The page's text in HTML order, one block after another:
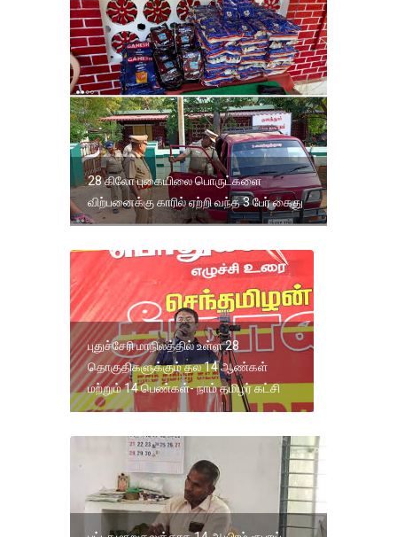
28 கிலோ புகையிலை பொருட்களை
விற்பனைக்கு காரில் ஏற்றி வந்த 3 பேர் கைது
புதுச்சேரி மாநிலத்தில் உள்ள 28
தொகுதிகளுக்கும் தல 14 ஆண்கள்
மற்றும் 14 பெண்கள்- நாம் தமிழர் கட்சி